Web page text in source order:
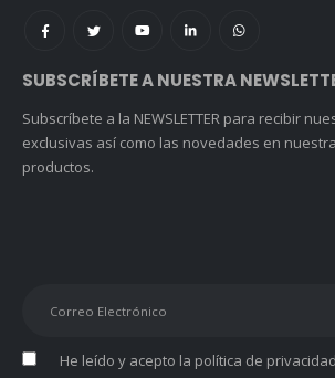
SUBSCRÍBETE A NUESTRA
Subscríbete a la NEWSLETTER para recibir
exclusivas así como las novedades en
productos.
He leído y acepto la política de privacidad